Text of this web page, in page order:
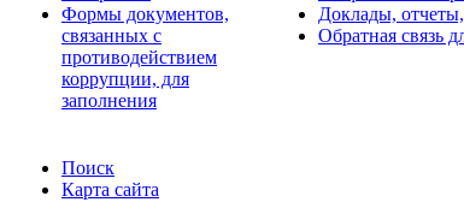
Формы документов,
связанных с
противодействием
коррупции, для
заполнения
Доклады,
Обратная связь
Поиск
Карта сайта